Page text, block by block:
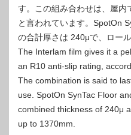
す。この組み合わせは、屋内
と言われています。SpotOn
の合計厚さは 240μで、ロー
The Interlam film gives it a
an R10 anti-slip rating,
The combination is said to
use. SpotOn SynTac Floor
combined thickness of 240μ
up to 1370mm.